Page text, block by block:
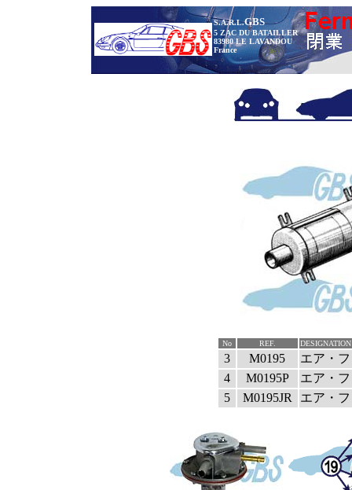
S.A.R.L.GBS
5 ZAC DU BATAILLER
83980 LE LAVANDOU
France
No REF. DESIGNATION
3 M0195
エア・
4
M0195P
エア・フ
5
M0195JR エア・